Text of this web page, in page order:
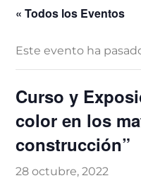
« Todos los Eventos
Este evento ha
Curso y
color en los
construcción”
28 octubre, 2022